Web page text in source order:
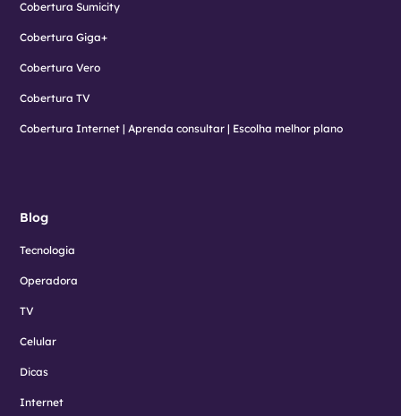
Cobertura Sumicity
Cobertura Giga+
Cobertura Vero
Cobertura TV
Cobertura Internet | Aprenda consultar | Escolha melhor plano
Blog
Tecnologia
Operadora
TV
Celular
Dicas
Internet